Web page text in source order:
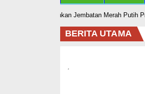
Kampar Serahkan Jembatan Merah Putih
BERITA UTAMA
,